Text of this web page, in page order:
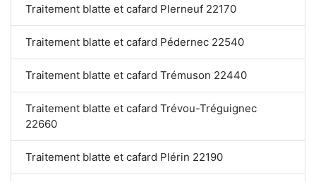
Traitement blatte et cafard Plerneuf 22170
Traitement blatte et cafard Pédernec 22540
Traitement blatte et cafard Trémuson 22440
Traitement blatte et cafard Trévou-Tréguignec
22660
Traitement blatte et cafard Plérin 22190